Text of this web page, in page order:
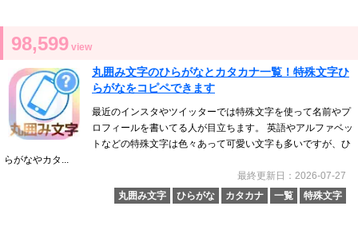
98,599 view
丸囲み文字のひらがなとカタカナ一覧！特殊文字ひ
らがなをコピペできます
最近のインスタやツイッターでは特殊文字を使って名前やプ
ロフィールを書いてる人が目立ちます。 英語やアルファベッ
トなどの特殊文字は色々あって可愛い文字も多いですが、ひ
らがなやカタ...
最終更新日：2026-07-27
丸囲み文字
ひらがな カタカナ 一覧 特殊文字